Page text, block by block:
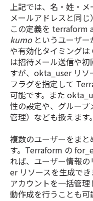
上記では、名・姓・
メールアドレスと同じ
この定義を terraform
kumoというユーザー
や有効化タイミング
は招待メール送信や
すが、okta_user リ
フラグを指定して
可能です。また
性の設定や、グルー
管理）なども扱えます。
複数のユーザーをま
す。Terraform の
れば、ユーザー情報
er リソースを生成で
アカウントを一括管
動作成を行うことも可